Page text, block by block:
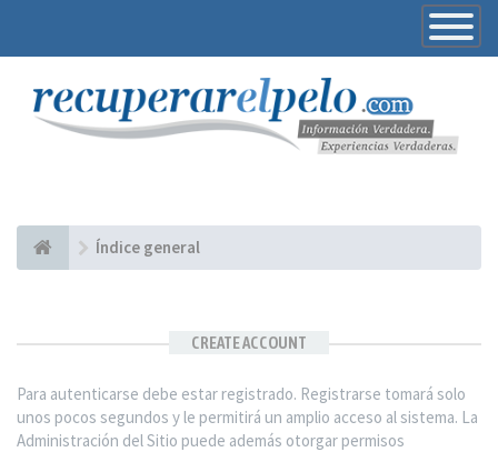
Toggle
Índice general
CREATE ACCOUNT
Para autenticarse debe estar registrado. Registrarse tomará solo
unos pocos segundos y le permitirá un amplio acceso al sistema. La
Administración del Sitio puede además otorgar permisos